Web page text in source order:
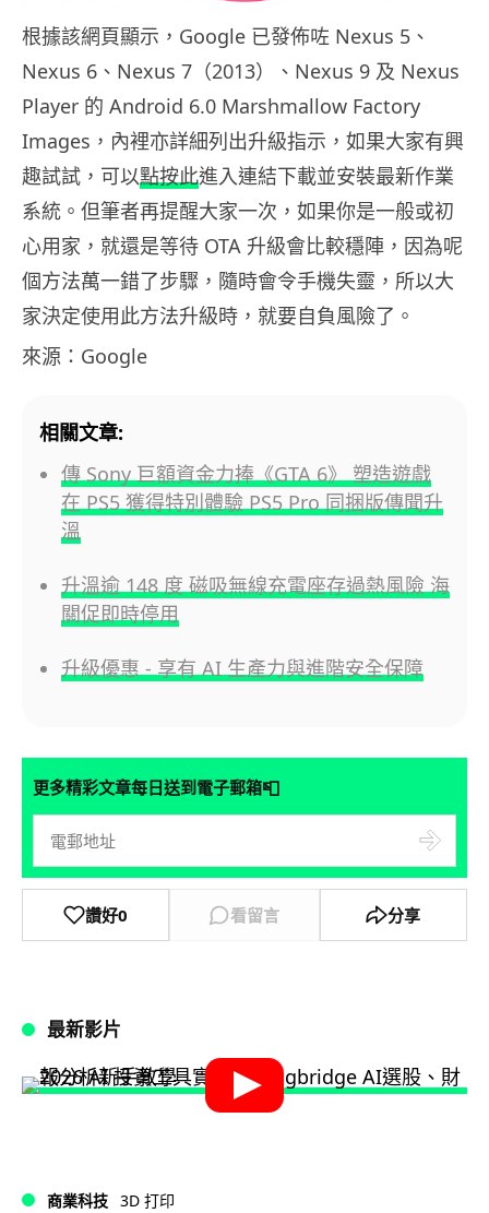
根據該網頁顯示，Google 已發佈咗 Nexus 5、
Nexus 6、Nexus 7（2013）、Nexus 9 及 Nexus
Player 的 Android 6.0 Marshmallow Factory
Images，內裡亦詳細列出升級指示，如果大家有興
趣試試，可以點按此進入連結下載並安裝最新作業
系統。但筆者再提醒大家一次，如果你是一般或初
心用家，就還是等待 OTA 升級會比較穩陣，因為呢
個方法萬一錯了步驟，隨時會令手機失靈，所以大
家決定使用此方法升級時，就要自負風險了。
來源：Google
相關文章:
傳 Sony 巨額資金力捧《GTA 6》 塑造遊戲
在 PS5 獲得特別體驗 PS5 Pro 同捆版傳聞升
溫
升溫逾 148 度 磁吸無線充電座存過熱風險 海
關促即時停用
升級優惠 - 享有 AI 生產力與進階安全保障
更多精彩文章每日送到電子郵箱📮
讚好0 看留言 分享
最新影片
商業科技 3D 打印